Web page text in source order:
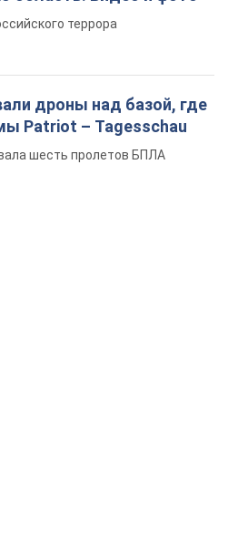
террора
дроны над базой, где
Patriot – Tagesschau
шесть пролетов БПЛА